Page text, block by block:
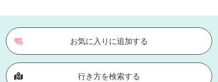
お気に入りに追加する
行き方を検索する